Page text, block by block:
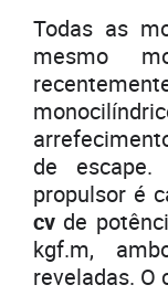
Todas as
mesmo
de
propulsor é
cv de
kgf.m,
reveladas. O